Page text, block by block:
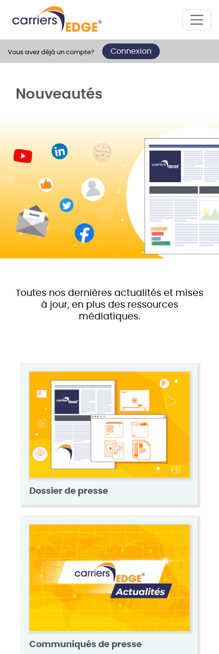
Vous avez déjà un compte? Connexion
Nouveautés
Toutes nos dernières actualités et mises
à jour, en plus des ressources
médiatiques.
Dossier de presse
Communiqués de presse